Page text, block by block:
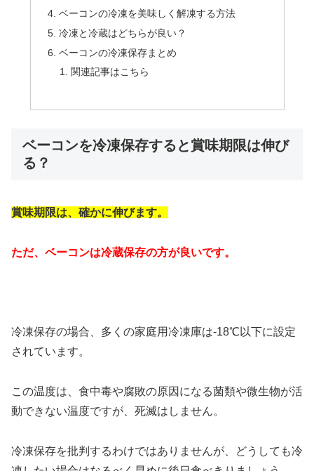
ベーコンの冷凍を美味しく解凍する方法
冷凍と冷蔵はどちらが良い？
ベーコンの冷凍保存まとめ
関連記事はこちら
ベーコンを冷凍保存すると賞味期限は伸び
る？
賞味期限は、確かに伸びます。
ただ、ベーコンは冷蔵保存の方が良いです。
冷凍保存の場合、多くの家庭用冷凍庫は-18℃以下に設定
されています。
この温度は、食中毒や腐敗の原因になる菌類や微生物が活
動できない温度ですが、死滅はしません。
冷凍保存を批判するわけではありませんが、どうしても冷